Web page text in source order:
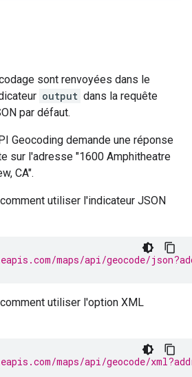
sont renvoyées dans le
output dans la requête
par défaut.
Geocoding demande une réponse
sur l'adresse "1600 Amphitheatre
CA".
utiliser l'indicateur JSON
maps/api/geocode/
utiliser l'option XML
maps/api/geocode/